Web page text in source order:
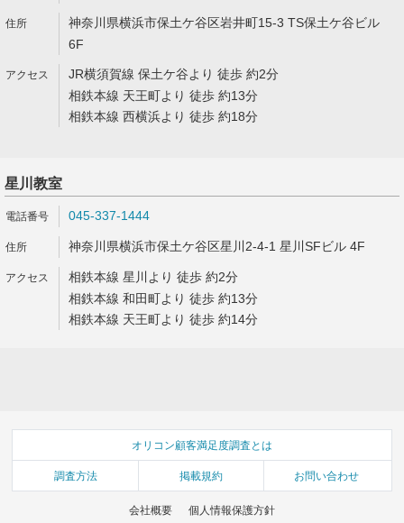
神奈川県横浜市保土ケ谷区岩井町15-3 TS保土ケ谷ビル
6F
JR横須賀線 保土ケ谷より 徒歩 約2分
相鉄本線 天王町より 徒歩 約13分
相鉄本線 西横浜より 徒歩 約18分
星川教室
045-337-1444
神奈川県横浜市保土ケ谷区星川2-4-1 星川SFビル 4F
相鉄本線 星川より 徒歩 約2分
相鉄本線 和田町より 徒歩 約13分
相鉄本線 天王町より 徒歩 約14分
オリコン顧客満足度調査とは
調査方法 掲載規約 お問い合わせ
会社概要 個人情報保護方針